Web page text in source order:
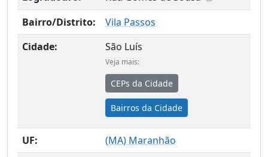
Bairro/Distrito:
Vila Passos
Cidade:
São Luís
Veja mais:
CEPs da Cidade
Bairros da Cidade
UF: (MA) Maranhão